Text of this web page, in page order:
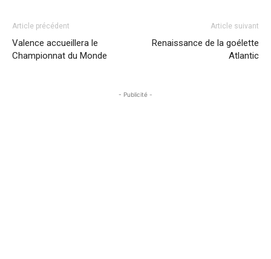
Article précédent
Valence accueillera le
Championnat du Monde
Article suivant
Renaissance de la goélette
Atlantic
- Publicité -